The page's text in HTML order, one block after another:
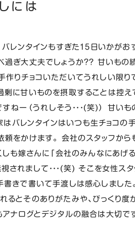
には
バレンタインもすぎた１５日いかが
過ぎ大丈夫でしょうか？？ 甘いもの
作りチョコいただいてうれしい限
剰に甘いものを摂取することは控え
すねー（うれしそう・・・(笑)） 甘い
家はバレンタインはいつも生チョコ
頼をかけます。 会社のスタッフから
しも嫁さんに「会社のみんなにあげ
されまして・・・(笑) そこを女性ス
書きで書いて手渡しは感心しました
るとそのありがたみや、びっくり度
アナログとデジタルの融合は大切で